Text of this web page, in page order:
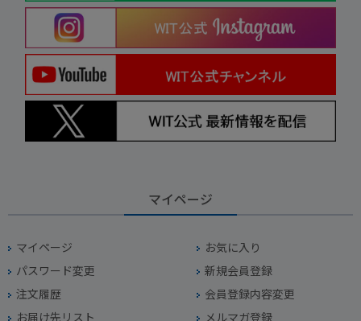
マイページ
マイページ
お気に入り
パスワード変更
新規会員登録
注文履歴
会員登録内容変更
お届け先リスト
メルマガ登録